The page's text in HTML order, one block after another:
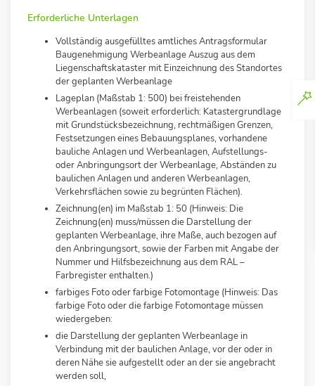
Erforderliche Unterlagen
Vollständig ausgefülltes amtliches Antragsformular
Baugenehmigung Werbeanlage Auszug aus dem
Liegenschaftskataster mit Einzeichnung des Standortes
der geplanten Werbeanlage
Lageplan (Maßstab 1: 500) bei freistehenden
Werbeanlagen (soweit erforderlich: Katastergrundlage
mit Grundstücksbezeichnung, rechtmäßigen Grenzen,
Festsetzungen eines Bebauungsplanes, vorhandene
bauliche Anlagen und Werbeanlagen, Aufstellungs-
oder Anbringungsort der Werbeanlage, Abständen zu
baulichen Anlagen und anderen Werbeanlagen,
Verkehrsflächen sowie zu begrünten Flächen).
Zeichnung(en) im Maßstab 1: 50 (Hinweis: Die
Zeichnung(en) muss/müssen die Darstellung der
geplanten Werbeanlage, ihre Maße, auch bezogen auf
den Anbringungsort, sowie der Farben mit Angabe der
Nummer und Hilfsbezeichnung aus dem RAL –
Farbregister enthalten.)
farbiges Foto oder farbige Fotomontage (Hinweis: Das
farbige Foto oder die farbige Fotomontage müssen
wiedergeben:
die Darstellung der geplanten Werbeanlage in
Verbindung mit der baulichen Anlage, vor der oder in
deren Nähe sie aufgestellt oder an der sie angebracht
werden soll,